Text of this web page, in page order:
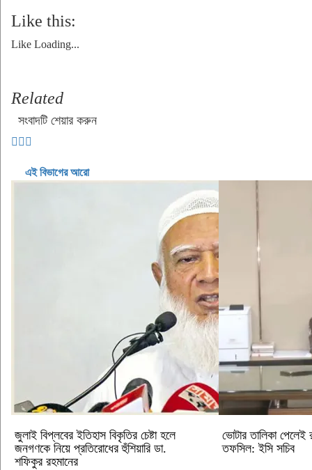
Like this:
Like Loading...
Related
সংবাদটি শেয়ার করুন
এই বিভাগের আরো
জুলাই বিপ্লবের ইতিহাস বিকৃতির চেষ্টা হলে
জনগণকে নিয়ে প্রতিরোধের হুঁশিয়ারি ডা.
শফিকুর রহমানের
ভোটার তালিকা পেলেই
তফসিল: ইসি সচিব